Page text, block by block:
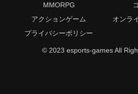
MMORPG
アクションゲーム
オンラ
プライバシーポリシー
© 2023 esports-games All